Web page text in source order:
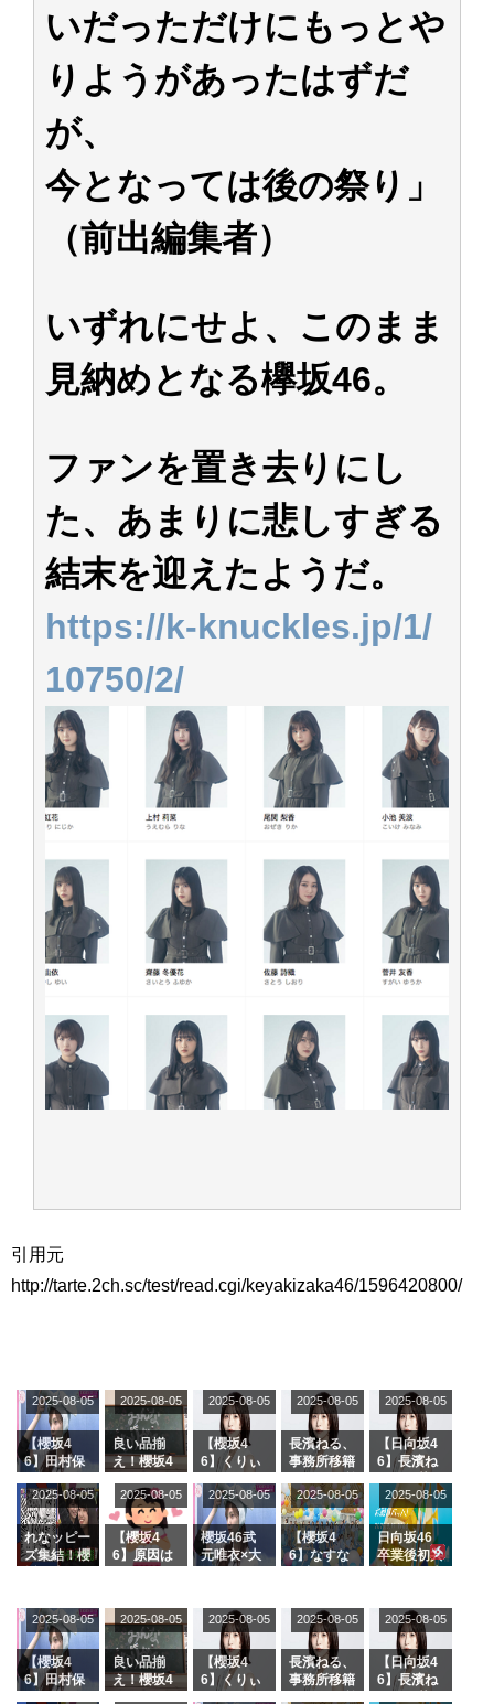
いだっただけにもっとや
りようがあったはずだ
が、
今となっては後の祭り」
（前出編集者）
いずれにせよ、このまま
見納めとなる欅坂46。
ファンを置き去りにし
た、あまりに悲しすぎる
結末を迎えたようだ。
https://k-knuckles.jp/1/
10750/2/
引用元
http://tarte.2ch.sc/test/read.cgi/keyakizaka46/1596420800/
【櫻坂4
6】田村保
ージを脱い
でいた理由
2025-08-05
良い品揃
え！櫻坂4
グル『Mak
e or Brea
k』オフィ
シャルグッ
ズ絶賛販売
2025-08-05
【櫻坂4
6】くりぃ
の2人を手
玉に取る大
沼晶保【く
りぃむナン
タラ】
2025-08-05
長濱ねる、
事務所移籍
属を発表
2025-08-05
【日向坂4
6】長濱ね
ら移籍しフ
ラーム所属
に。これで
事務所に所
属している
がこちら
2025-08-05
れなッピー
ズ集結！櫻
理子、8/6
「ラヴィッ
ト！」水曜
スタジオ出
演決定
2025-08-05
【櫻坂4
6】原因は
uddiesを
ざわつかせ
る...
2025-08-05
櫻坂46武
元唯衣×大
カップお姉
さんに恐怖
【くりぃむ
ナンタラ】
2025-08-05
【櫻坂4
6】なすな
2曲目っ
て...【ラヴ
ィット 東
京ドーム公
演】
2025-08-05
日向坂46
卒業後初共
師匠オード
リー若林さ
んと再会し
た結果･･･
【激レアさ
2025-08-05
【櫻坂4
6】田村保
2025-08-05
良い品揃
え！櫻坂4
2025-08-05
【櫻坂4
6】くりぃ
2025-08-05
長濱ねる、
事務所移籍
2025-08-05
【日向坂4
6】長濱ね
2025-08-05